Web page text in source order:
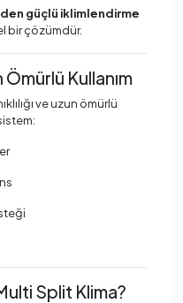
güçlü iklimlendirme
bir çözümdür.
Kullanım
ve uzun ömürlü
Split Klima?